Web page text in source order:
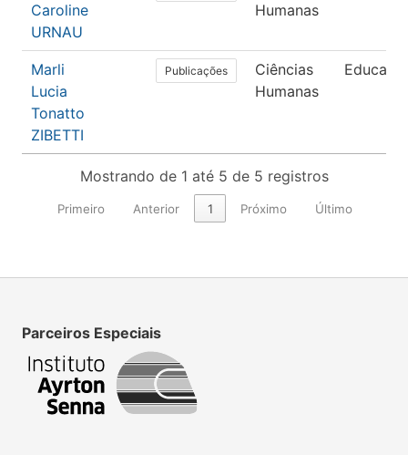
Caroline
URNAU
Humanas
Marli
Lucia
Tonatto
ZIBETTI
Publicações
Ciências
Humanas
Mostrando de 1 até 5 de 5 registros
Primeiro Anterior 1 Próximo Último
Parceiros Especiais